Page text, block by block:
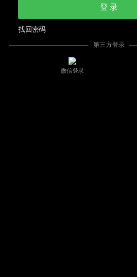
登 录
找回密码
第三方登录
微信登录